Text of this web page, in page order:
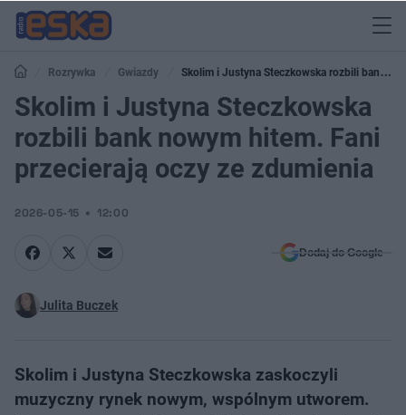
Rozrywka Gwiazdy
Skolim i Justyna Steczkowska rozbili bank
nowym hitem. Fani przecierają oczy ze zdumienia
Skolim i Justyna Steczkowska
rozbili bank nowym hitem. Fani
przecierają oczy ze zdumienia
2026-05-15 12:00
Dodaj do Google
Julita Buczek
Skolim i Justyna Steczkowska zaskoczyli
muzyczny rynek nowym, wspólnym utworem.